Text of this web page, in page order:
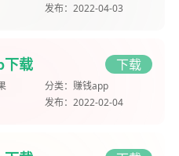
发布： 2022-04-03
下载 下载
分类： 赚钱app
发布： 2022-02-04